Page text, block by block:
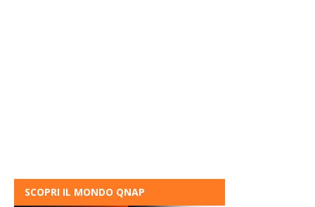
SCOPRI IL MONDO QNAP